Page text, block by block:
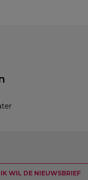
WIL DE NIEUWSBRIEF